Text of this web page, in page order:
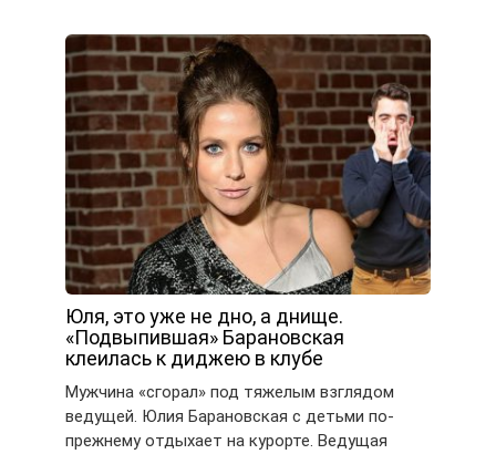
Юля, это уже не дно, а днище.
«Подвыпившая» Барановская
клеилась к диджею в клубе
Мужчина «сгорал» под тяжелым взглядом
ведущей. Юлия Барановская с детьми по-
прежнему отдыхает на курорте. Ведущая